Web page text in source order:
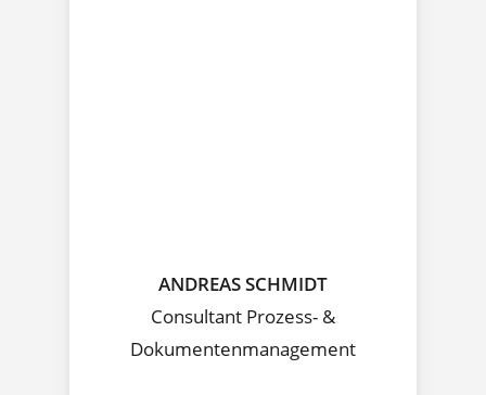
ANDREAS SCHMIDT
Consultant Prozess- &
Dokumentenmanagement